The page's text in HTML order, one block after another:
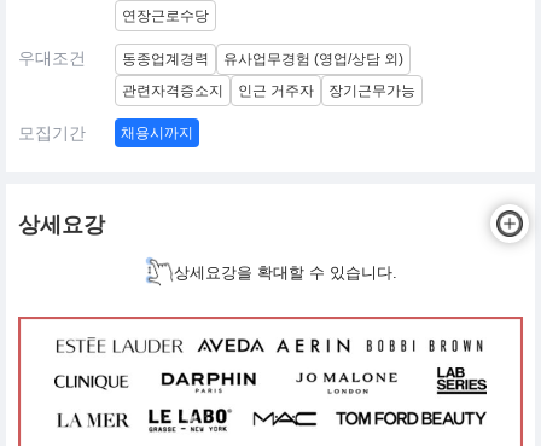
연장근로수당
우대조건 동종업계경력
유사업무경험 (영업/상담 외)
관련자격증소지
인근 거주자 장기근무가능
모집기간 채용시까지
상세요강
상세요강을 확대할 수 있습니다.